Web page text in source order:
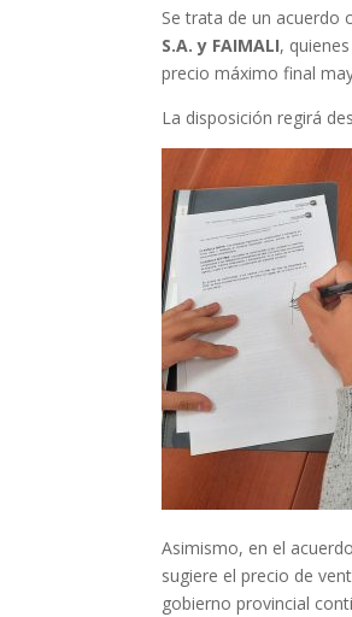
Se trata de un acuerdo
S.A. y FAIMALI,
precio máximo final
La disposición regirá
Asimismo, en el
sugiere el precio de
gobierno provincial